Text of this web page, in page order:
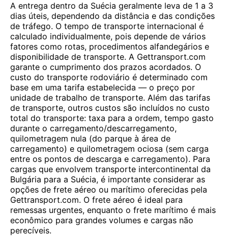
A entrega dentro da Suécia geralmente leva de 1 a 3
dias úteis, dependendo da distância e das condições
de tráfego. O tempo de transporte internacional é
calculado individualmente, pois depende de vários
fatores como rotas, procedimentos alfandegários e
disponibilidade de transporte. A Gettransport.com
garante o cumprimento dos prazos acordados. O
custo do transporte rodoviário é determinado com
base em uma tarifa estabelecida — o preço por
unidade de trabalho de transporte. Além das tarifas
de transporte, outros custos são incluídos no custo
total do transporte: taxa para a ordem, tempo gasto
durante o carregamento/descarregamento,
quilometragem nula (do parque à área de
carregamento) e quilometragem ociosa (sem carga
entre os pontos de descarga e carregamento). Para
cargas que envolvem transporte intercontinental da
Bulgária para a Suécia, é importante considerar as
opções de frete aéreo ou marítimo oferecidas pela
Gettransport.com. O frete aéreo é ideal para
remessas urgentes, enquanto o frete marítimo é mais
econômico para grandes volumes e cargas não
perecíveis.